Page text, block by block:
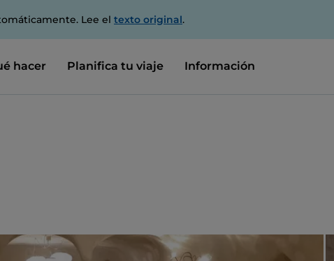
Lee el texto original.
hacer Planifica tu viaje Información